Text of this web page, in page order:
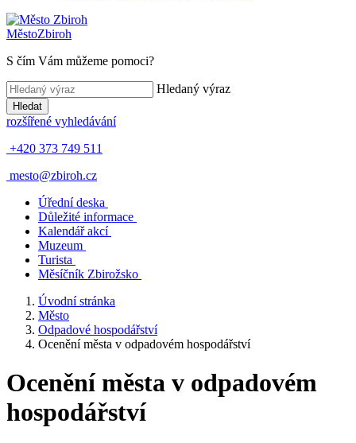
MěstoZbiroh
S čím Vám můžeme pomoci?
Hledaný výraz
Hledat
rozšířené vyhledávání
+420 373 749 511
mesto@zbiroh.cz
Úřední deska
Důležité informace
Kalendář akcí
Muzeum
Turista
Měsíčník Zbirožsko
Úvodní stránka
Město
Odpadové hospodářství
Ocenění města v odpadovém hospodářství
Ocenění města v odpadovém
hospodářství